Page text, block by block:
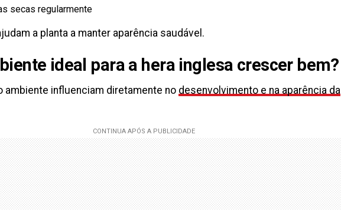
secas regularmente
a planta a manter aparência saudável.
ideal para a hera inglesa crescer bem?
ambiente influenciam diretamente no desenvolvimento e na aparência da